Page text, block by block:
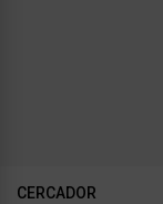
CERCADOR